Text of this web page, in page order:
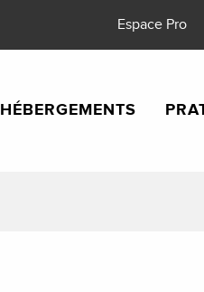
Espace Pro
HÉBERGEMENTS